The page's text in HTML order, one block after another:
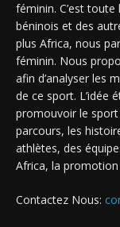
féminin. C’est
béninois et des
plus Africa, nous
féminin. Nous
afin d’analyser les
de ce sport. L’idée
promouvoir le
parcours, les
athlètes, des
Africa, la
Contactez Nous: